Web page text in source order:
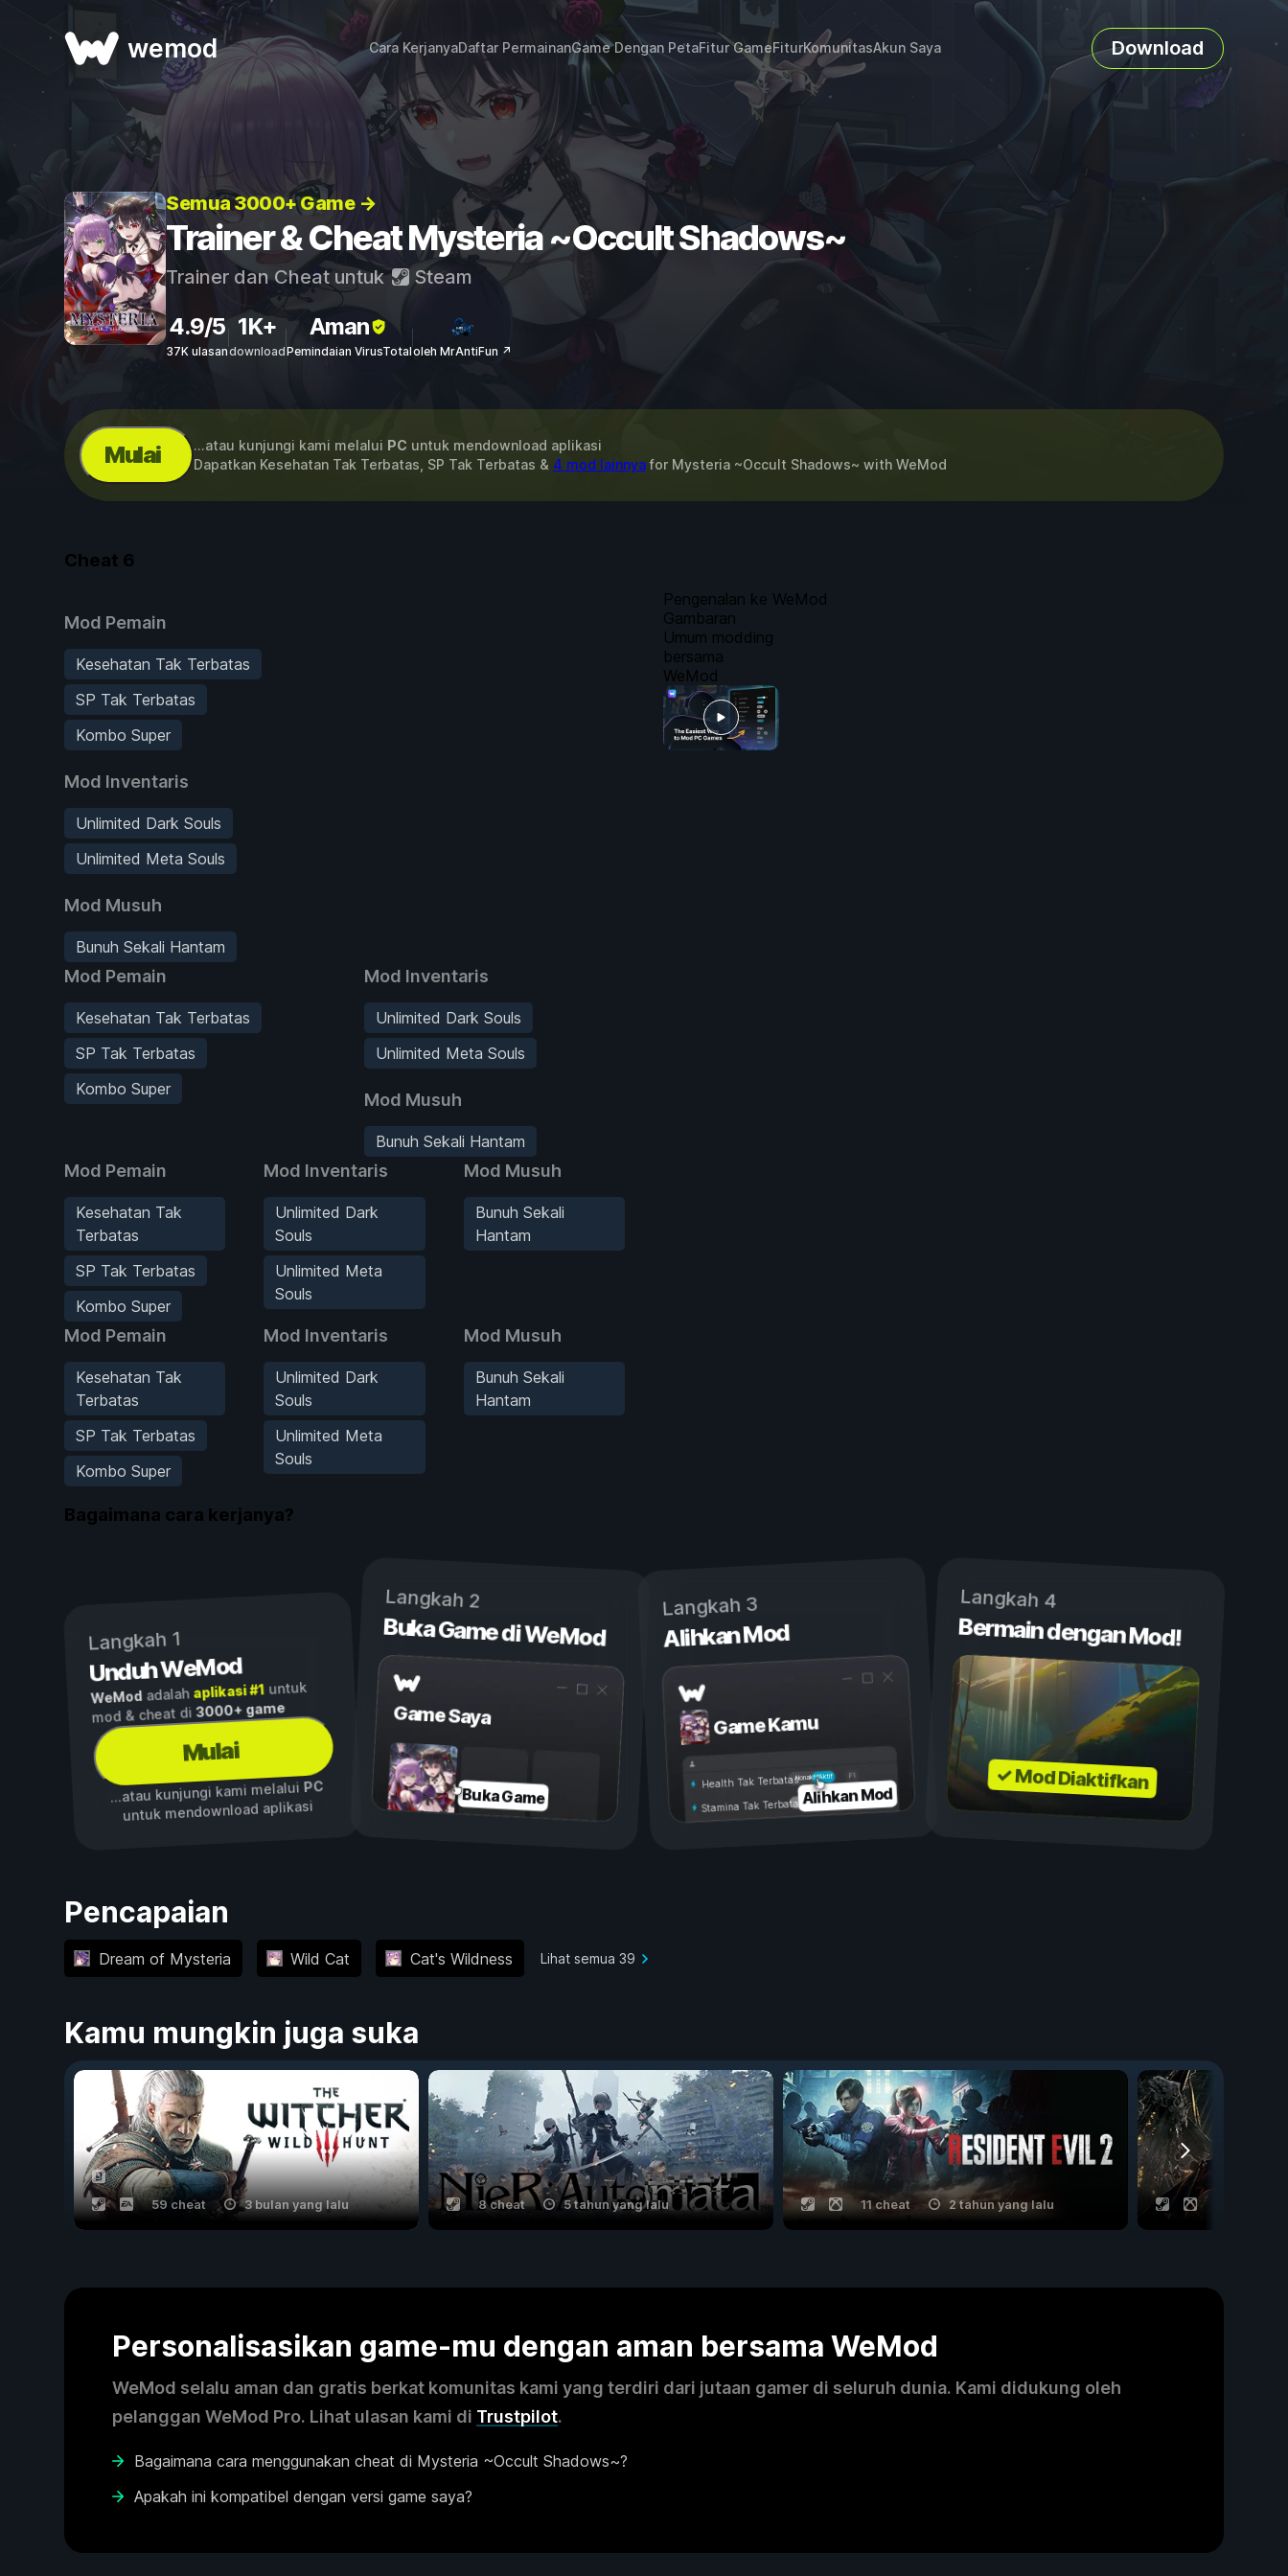
wemod Cara KerjanyaDaftar PermainanGame Dengan PetaFitur GameFiturKomunitasAkun Saya Download
Semua 3000+ Game →
Trainer & Cheat Mysteria ~Occult Shadows~
Trainer dan Cheat untuk Steam
4.9/5
37K ulasan
1K+
download
Aman
Pemindaian VirusTotaloleh MrAntiFun ↗
Mulai ...atau kunjungi kami melalui PC untuk mendownload aplikasi
Dapatkan Kesehatan Tak Terbatas, SP Tak Terbatas & 4 mod lainnyafor Mysteria ~Occult Shadows~ with WeMod
Cheat 6
Mod Pemain
Kesehatan Tak Terbatas
SP Tak Terbatas
Kombo Super
Mod Inventaris
Unlimited Dark Souls
Unlimited Meta Souls
Mod Musuh
Bunuh Sekali Hantam
Mod Pemain
Kesehatan Tak Terbatas
SP Tak Terbatas
Kombo Super
Mod Inventaris
Unlimited Dark Souls
Unlimited Meta Souls
Mod Musuh
Bunuh Sekali Hantam
Mod Pemain
Kesehatan Tak
Terbatas
SP Tak Terbatas
Kombo Super
Mod Inventaris
Unlimited Dark
Souls
Unlimited Meta
Souls
Mod Musuh
Bunuh Sekali
Hantam
Mod Pemain
Kesehatan Tak
Terbatas
SP Tak Terbatas
Kombo Super
Mod Inventaris
Unlimited Dark
Souls
Unlimited Meta
Souls
Mod Musuh
Bunuh Sekali
Hantam
Pengenalan ke WeMod
Gambaran
Umum modding
bersama
WeMod
Bagaimana cara kerjanya?
Langkah 1
Unduh WeMod
WeMod adalah aplikasi #1untuk
mod & cheat di3000+ game
Mulai
...atau kunjungi kami melalui PC
untuk mendownload aplikasi
Langkah 2
Buka Game di WeMod
Game Saya
Buka Game
Langkah 3
Alihkan Mod
Game Kamu
Aktif
Nonaktif
Health Tak Terbatas
Stamina Tak TerbatasAlihkan Mod
Langkah 4
Bermain dengan Mod!
✓ Mod Diaktifkan
Pencapaian
Dream of Mysteria Wild Cat Cat's Wildness Lihat semua 39
Kamu mungkin juga suka
59 cheat 3 bulan yang lalu 8 cheat 5 tahun yang lalu 11 cheat 2 tahun yang lalu
Personalisasikan game-mu dengan aman bersama WeMod
WeMod selalu aman dan gratis berkat komunitas kami yang terdiri dari jutaan gamer di seluruh dunia. Kami didukung oleh
pelanggan WeMod Pro. Lihat ulasan kami di Trustpilot.
Bagaimana cara menggunakan cheat di Mysteria ~Occult Shadows~?
Apakah ini kompatibel dengan versi game saya?